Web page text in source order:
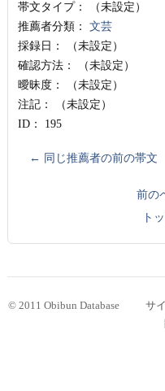
帯文タイプ：
（未設定）
推薦者分類：
文芸
採録日：
（未設定）
確認方法：
（未設定）
曖昧度：
（未設定）
注記：
（未設定）
ID：
195
← 同じ推薦者の前の帯文
前の
ト
© 2011 Obibun Database サ